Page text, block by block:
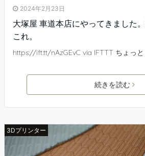
2024年2月23日
大塚屋 車道本店にやってきました
これ。
https://ift.tt/nAzGEvC via IFTTT ちょっ
続きを読む
3Dプリンター